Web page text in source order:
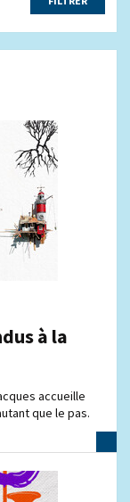
à la
accueille
que le pas.